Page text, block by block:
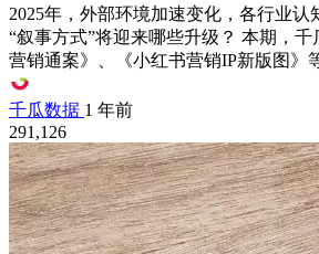
2025年，外部环境加速变化，各行业认
“叙事方式”将迎来哪些升级？ 本期，
营销通案》、《小红书营销IP新版图》
千瓜数据 1 年前
291,126